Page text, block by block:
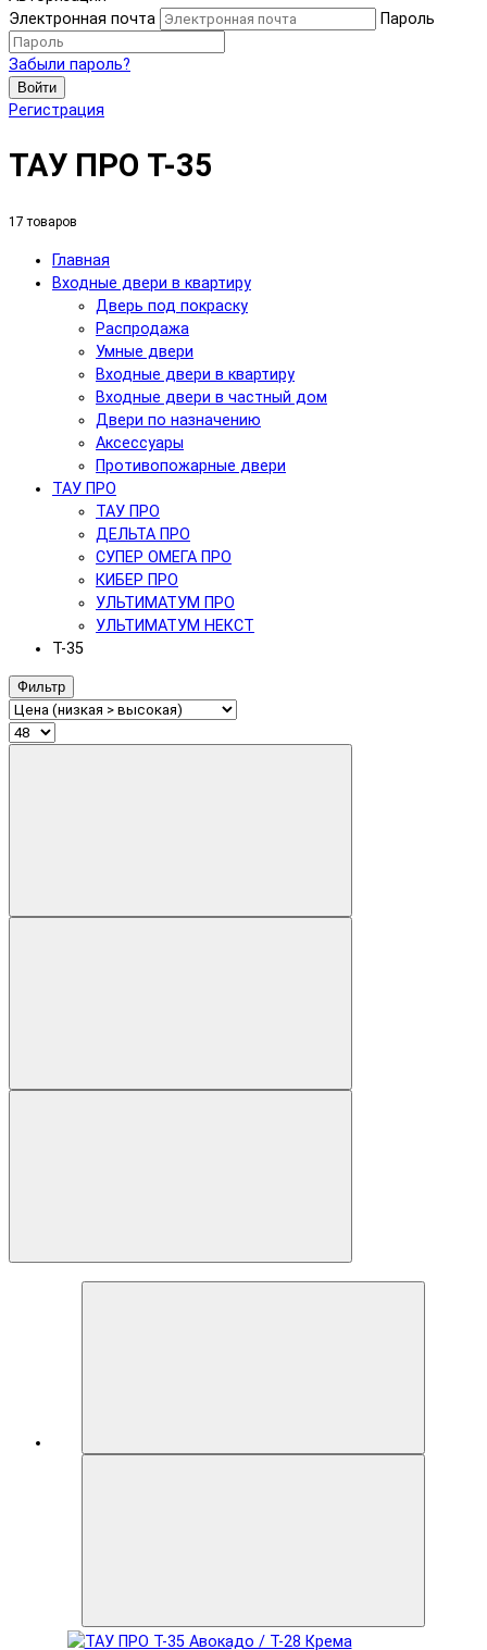
Электронная почта
Пароль
Забыли пароль?
Войти
Регистрация
ТАУ ПРО T-35
17 товаров
Главная
Входные двери в квартиру
Дверь под покраску
Распродажа
Умные двери
Входные двери в квартиру
Входные двери в частный дом
Двери по назначению
Аксессуары
Противопожарные двери
ТАУ ПРО
ТАУ ПРО
ДЕЛЬТА ПРО
СУПЕР ОМЕГА ПРО
КИБЕР ПРО
УЛЬТИМАТУМ ПРО
УЛЬТИМАТУМ НЕКСТ
T-35
Фильтр